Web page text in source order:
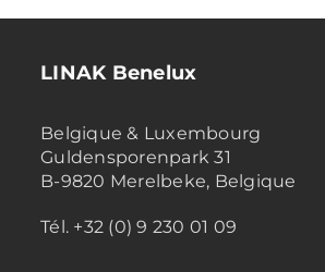
LINAK Benelux
Belgique & Luxembourg
Guldensporenpark 31
B-9820 Merelbeke, Belgique
Tél. +32 (0) 9 230 01 09